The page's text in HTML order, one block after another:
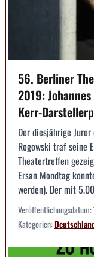
56. Berliner
2019:
Kerr-
Der diesjährige
Rogowski traf seine
Theatertreffen
Ersan Mondtag
werden). Der mit
Veröffentlichungsdatum:
Kategorien: